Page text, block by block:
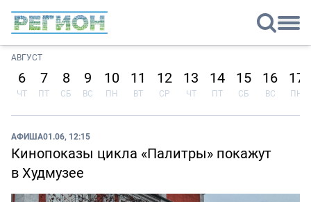
АВГУСТ
6
ЧТ
7
ПТ
8
СБ
9
ВС
10
ПН
11
ВТ
12
СР
13
ЧТ
14
ПТ
15
СБ
16
ВС
17
ПН
АФИША01.06, 12:15
Кинопоказы цикла «Палитры» покажут
в Худмузее